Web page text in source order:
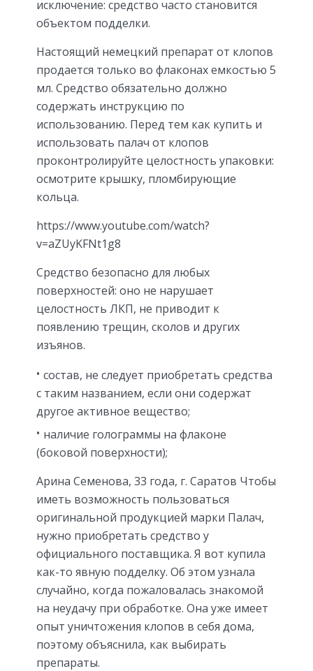
исключение: средство часто становится
объектом подделки.
Настоящий немецкий препарат от клопов
продается только во флаконах емкостью 5
мл. Средство обязательно должно
содержать инструкцию по
использованию. Перед тем как купить и
использовать палач от клопов
проконтролируйте целостность упаковки:
осмотрите крышку, пломбирующие
кольца.
https://www.youtube.com/watch?
v=aZUyKFNt1g8
Средство безопасно для любых
поверхностей: оно не нарушает
целостность ЛКП, не приводит к
появлению трещин, сколов и других
изъянов.
состав, не следует приобретать средства
с таким названием, если они содержат
другое активное вещество;
наличие голограммы на флаконе
(боковой поверхности);
Арина Семенова, 33 года, г. Саратов Чтобы
иметь возможность пользоваться
оригинальной продукцией марки Палач,
нужно приобретать средство у
официального поставщика. Я вот купила
как-то явную подделку. Об этом узнала
случайно, когда пожаловалась знакомой
на неудачу при обработке. Она уже имеет
опыт уничтожения клопов в себя дома,
поэтому объяснила, как выбирать
препараты.